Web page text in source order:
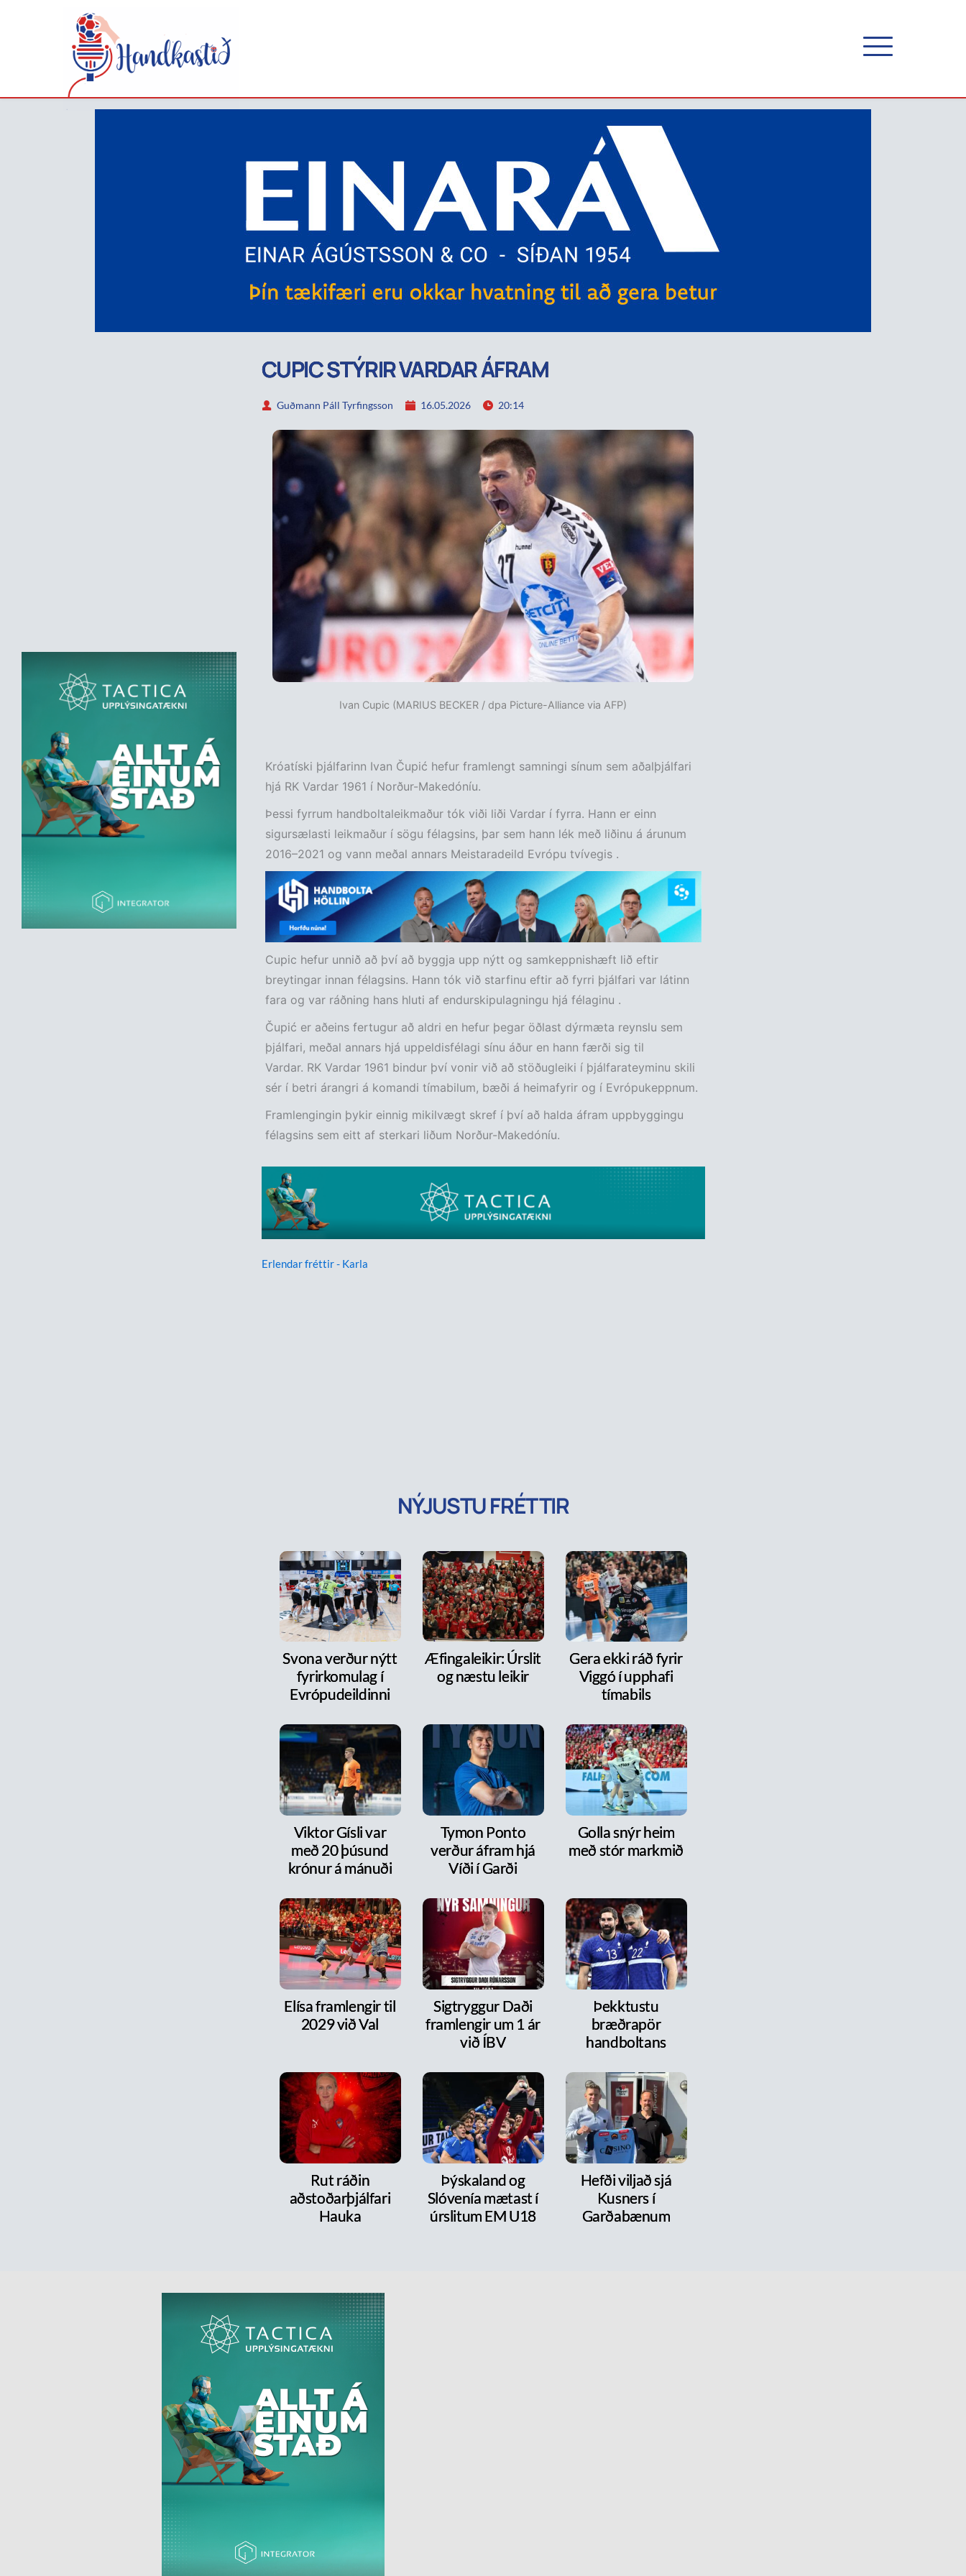
CUPIC STÝRIR VARDAR ÁFRAM
Guðmann Páll Tyrfingsson 16.05.2026 20:14
Ivan Cupic (MARIUS BECKER / dpa Picture-Alliance via AFP)
Króatíski þjálfarinn Ivan Čupić hefur framlengt samningi sínum sem aðalþjálfari
hjá RK Vardar 1961 í Norður-Makedóníu.
Þessi fyrrum handboltaleikmaður tók viði liði Vardar í fyrra. Hann er einn
sigursælasti leikmaður í sögu félagsins, þar sem hann lék með liðinu á árunum
2016–2021 og vann meðal annars Meistaradeild Evrópu tvívegis .
Cupic hefur unnið að því að byggja upp nýtt og samkeppnishæft lið eftir
breytingar innan félagsins. Hann tók við starfinu eftir að fyrri þjálfari var látinn
fara og var ráðning hans hluti af endurskipulagningu hjá félaginu .
Čupić er aðeins fertugur að aldri en hefur þegar öðlast dýrmæta reynslu sem
þjálfari, meðal annars hjá uppeldisfélagi sínu áður en hann færði sig til
Vardar. RK Vardar 1961 bindur því vonir við að stöðugleiki í þjálfarateyminu skili
sér í betri árangri á komandi tímabilum, bæði á heimafyrir og í Evrópukeppnum.
Framlengingin þykir einnig mikilvægt skref í því að halda áfram uppbyggingu
félagsins sem eitt af sterkari liðum Norður-Makedóníu.
Erlendar fréttir - Karla
NÝJUSTU FRÉTTIR
Svona verður nýtt
fyrirkomulag í
Evrópudeildinni
Æfingaleikir: Úrslit
og næstu leikir
Gera ekki ráð fyrir
Viggó í upphafi
tímabils
Viktor Gísli var
með 20 þúsund
krónur á mánuði
Tymon Ponto
verður áfram hjá
Víði í Garði
Golla snýr heim
með stór markmið
Elísa framlengir til
2029 við Val
Sigtryggur Daði
framlengir um 1 ár
við ÍBV
Þekktustu
bræðrapör
handboltans
Rut ráðin
aðstoðarþjálfari
Hauka
Þýskaland og
Slóvenía mætast í
úrslitum EM U18
Hefði viljað sjá
Kusners í
Garðabænum